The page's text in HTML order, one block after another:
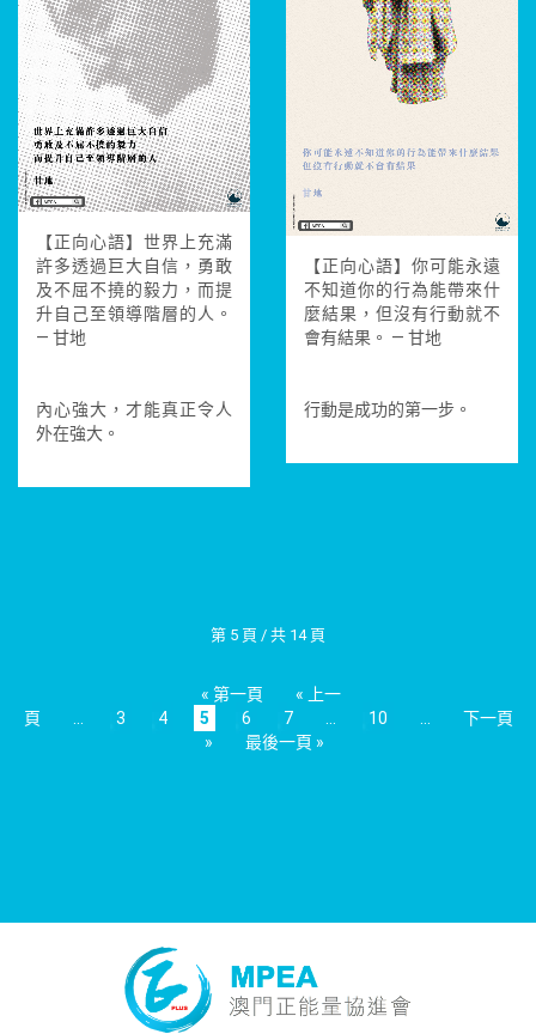
【正向心語】世界上充滿
許多透過巨大自信，勇敢
及不屈不撓的毅力，而提
升自己至領導階層的人。
— 甘地
內心強大，才能真正令人
外在強大。
【正向心語】你可能永遠
不知道你的行為能帶來什
麼結果，但沒有行動就不
會有結果。 — 甘地
行動是成功的第一步。
第 5 頁 / 共 14 頁
« 第一頁
« 上一
頁
... 3 4 5 6 7 ... 10 ...
下一頁
»
最後一頁 »